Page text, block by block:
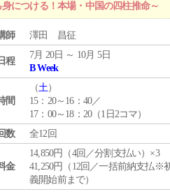
につける！本場・中国の四柱推命～
師 澤田 昌征
程
7月 20日 ～ 10月 5日
B Week
間
（土）
15：20～16：40／
17：00～18：20（1日2コマ）
数
全12回
金
14,850円（4回／分割支払い）×3
41,250円（12回／一括前納支払※
義開始前まで）